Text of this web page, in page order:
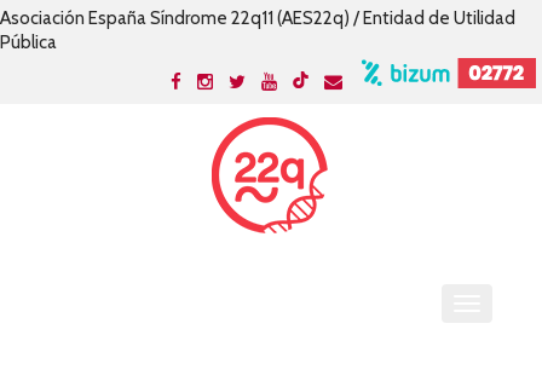
Asociación España Síndrome 22q11 (AES22q) / Entidad de Utilidad
Pública